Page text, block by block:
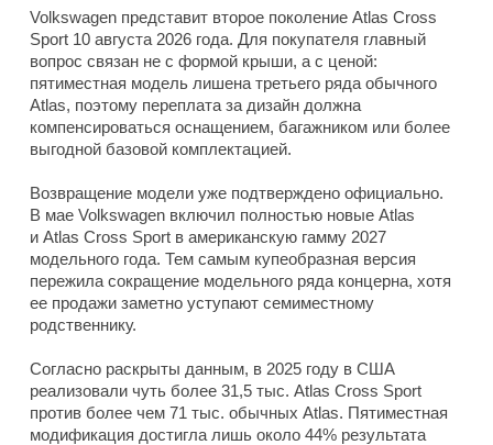
Volkswagen представит второе поколение Atlas Cross
Sport 10 августа 2026 года. Для покупателя главный
вопрос связан не с формой крыши, а с ценой:
пятиместная модель лишена третьего ряда обычного
Atlas, поэтому переплата за дизайн должна
компенсироваться оснащением, багажником или более
выгодной базовой комплектацией.
Возвращение модели уже подтверждено официально.
В мае Volkswagen включил полностью новые Atlas
и Atlas Cross Sport в американскую гамму 2027
модельного года. Тем самым купеобразная версия
пережила сокращение модельного ряда концерна, хотя
ее продажи заметно уступают семиместному
родственнику.
Согласно раскрыты данным, в 2025 году в США
реализовали чуть более 31,5 тыс. Atlas Cross Sport
против более чем 71 тыс. обычных Atlas. Пятиместная
модификация достигла лишь около 44% результата